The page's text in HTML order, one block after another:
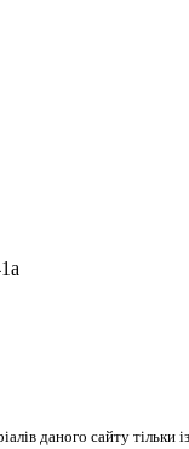
даного сайту тільки